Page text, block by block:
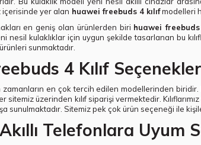
yer alan huawei freebuds 4 kılıfmodelleri
en geniş olan ürünlerden biri huawei freebuds
nesil kulaklıklar için uygun şekilde tasarlanan bu
sunmaktadır.
4 Kılıf
en çok tercih edilen modellerinden
sitemiz üzerinden kılıf siparişi vermektedir.
sunulmaktadır. Sitemiz pek çok ürün seçeneği ile
Telefonlara Uyum